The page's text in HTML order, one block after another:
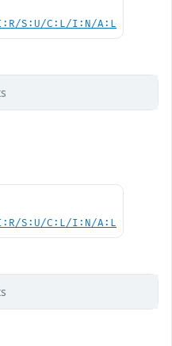
S:U/C:L/I:N/A:L
S:U/C:L/I:N/A:L